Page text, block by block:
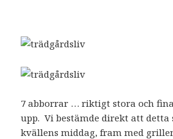
7 abborrar … riktigt stora och fina
upp. Vi bestämde direkt att detta
kvällens middag, fram med